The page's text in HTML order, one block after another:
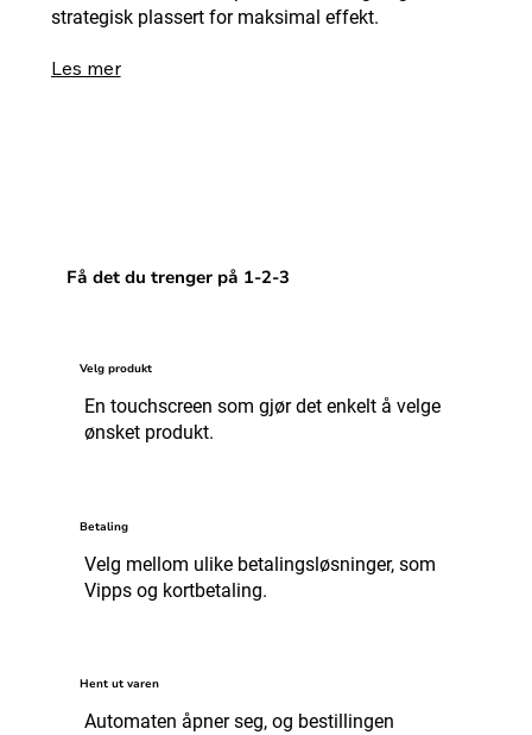
strategisk plassert for maksimal effekt.
Les mer
Velg produkt
En touchscreen som gjør det enkelt å velge
ønsket produkt.
Betaling
Velg mellom ulike betalingsløsninger, som
Vipps og kortbetaling.
Hent ut varen
Automaten åpner seg, og bestillingen
Få det du trenger på 1-2-3